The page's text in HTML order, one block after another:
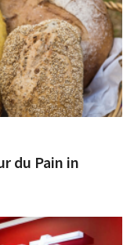
du Pain in